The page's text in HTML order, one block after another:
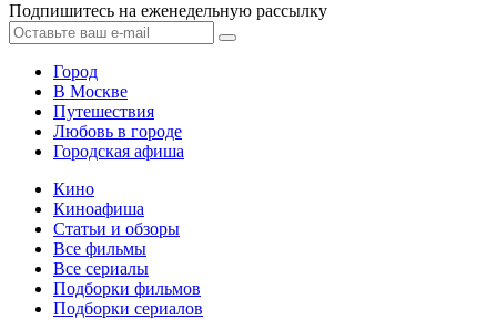
Подпишитесь на еженедельную рассылку
Город
В Москве
Путешествия
Любовь в городе
Городская афиша
Кино
Киноафиша
Статьи и обзоры
Все фильмы
Все сериалы
Подборки фильмов
Подборки сериалов